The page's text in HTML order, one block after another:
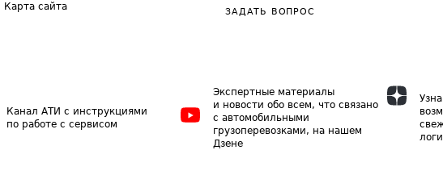
Карта сайта
ЗАДАТЬ ВОПРОС
Канал АТИ с инструкциями
по работе с сервисом
Экспертные материалы
и новости обо всем, что связано
с автомобильными
грузоперевозками, на нашем
Дзене